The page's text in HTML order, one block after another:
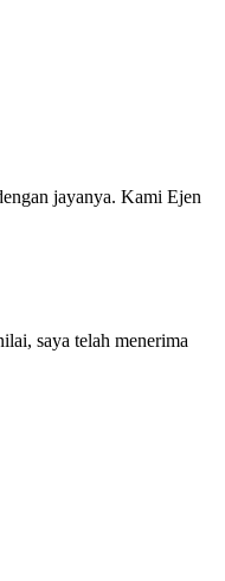
jayanya. Kami Ejen
saya telah menerima